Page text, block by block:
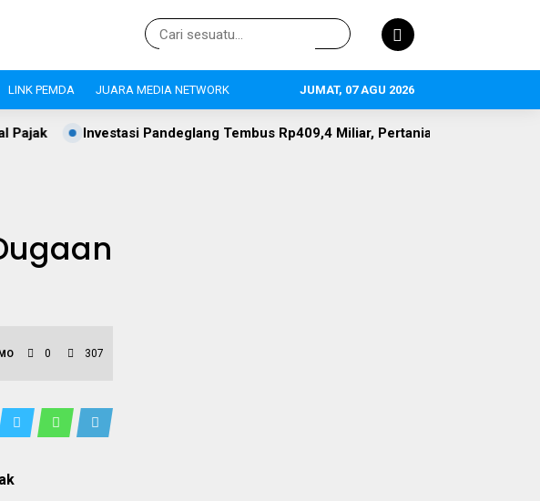
LINK PEMDA JUARA MEDIA NETWORK JUMAT, 07 AGU 2026
Pandeglang Tembus Rp409,4 Miliar, Pertanian Jadi Primadona, 634 Tenaga Kerja
0 307